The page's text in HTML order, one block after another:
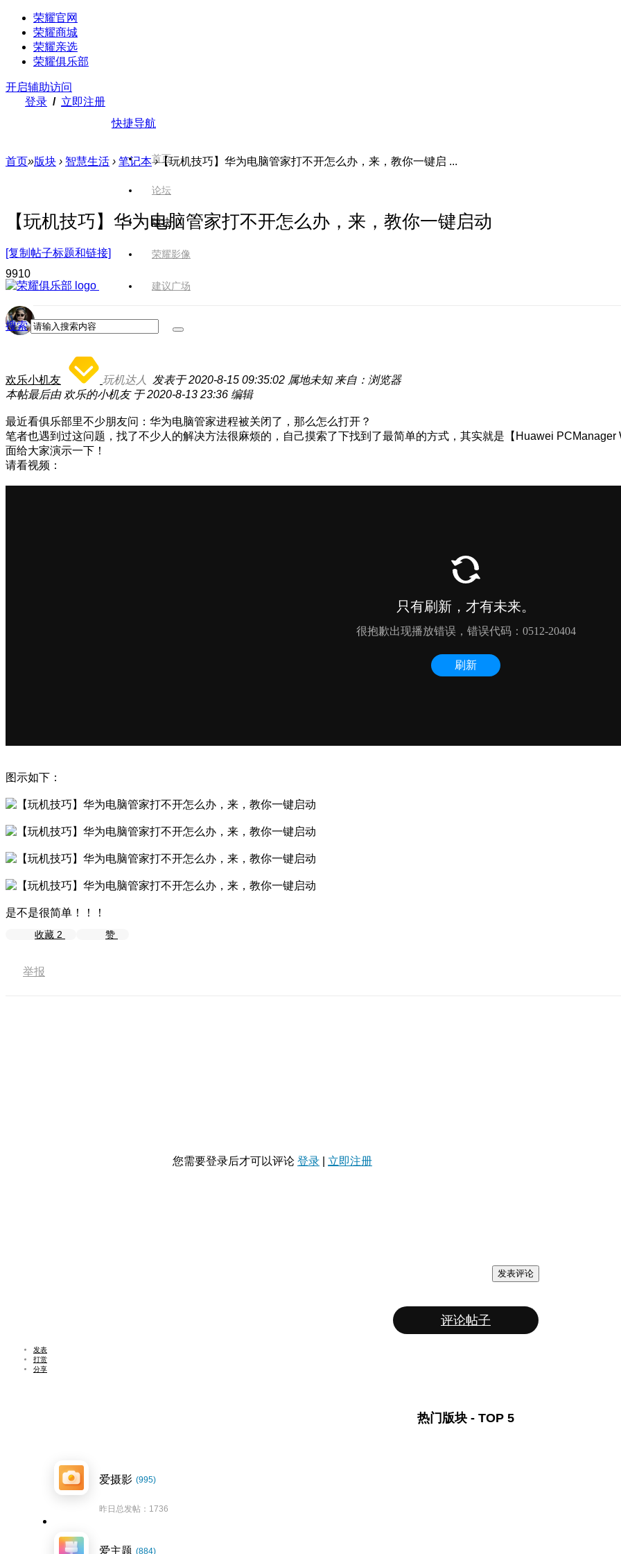
荣耀官网
荣耀商城
荣耀亲选
荣耀俱乐部
开启辅助访问
登录 / 立即注册
快捷导航
首页
论坛
版块
荣耀影像
建议广场
搜索
首页»版块 › 智慧生活 › 笔记本 ›【玩机技巧】华为电脑管家打不开怎么办，来，教你一键启 ...
【玩机技巧】华为电脑管家打不开怎么办，来，教你一键启动
[复制帖子标题和链接]
9910
欢乐小机友 玩机达人 发表于 2020-8-15 09:35:02 属地未知 来自：浏览器
本帖最后由 欢乐的小机友 于 2020-8-13 23:36 编辑
最近看俱乐部里不少朋友问：华为电脑管家进程被关闭了，那么怎么打开？
笔者也遇到过这问题，找了不少人的解决方法很麻烦的，自己摸索了下找到了最简单的方式，其实就是【Huawei
面给大家演示一下！
请看视频：
图示如下：
是不是很简单！！！
收藏 2 赞
举报
您需要登录后才可以评论 登录 立即注册
发表评论
评论帖子
发表
打赏
分享
热门版块 - TOP 5
爱摄影 (995)
昨日总发帖：1736
爱主题 (884)